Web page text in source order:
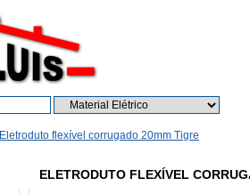
Eletroduto flexível corrugado 20mm Tigre
ELETRODUTO FLEXÍVEL